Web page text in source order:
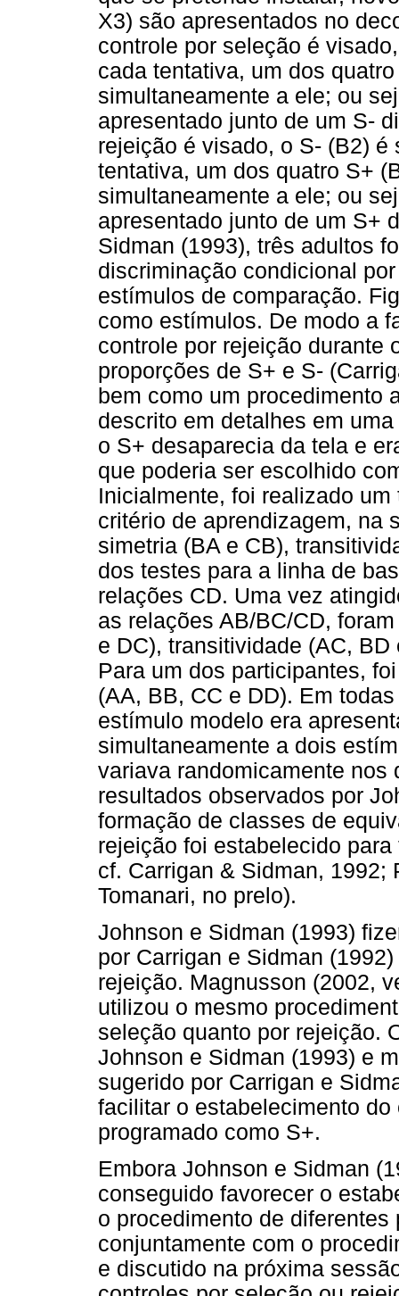
X3) são apresentados no
controle por seleção é
cada tentativa, um dos
simultaneamente a ele; ou
apresentado junto de um S-
rejeição é visado, o S- (B2)
tentativa, um dos quatro S+
simultaneamente a ele; ou
apresentado junto de um S+
Sidman (1993), três adultos
discriminação condicional
estímulos de comparação.
como estímulos. De modo a
controle por rejeição durante
proporções de S+ e S-
bem como um procedimento
descrito em detalhes em
o S+ desaparecia da tela e
que poderia ser escolhido
Inicialmente, foi realizado
critério de aprendizagem, na
simetria (BA e CB),
dos testes para a linha de
relações CD. Uma vez
as relações AB/BC/CD,
e DC), transitividade (AC,
Para um dos participantes,
(AA, BB, CC e DD). Em
estímulo modelo era
simultaneamente a dois
variava randomicamente nos
resultados observados por
formação de classes de
rejeição foi estabelecido
cf. Carrigan & Sidman, 1992;
Tomanari, no prelo).
Johnson e Sidman (1993)
por Carrigan e Sidman
rejeição. Magnusson (2002,
utilizou o mesmo
seleção quanto por rejeição.
Johnson e Sidman (1993) e
sugerido por Carrigan e
facilitar o estabelecimento
programado como S+.
Embora Johnson e Sidman
conseguido favorecer o
o procedimento de
conjuntamente com o
e discutido na próxima